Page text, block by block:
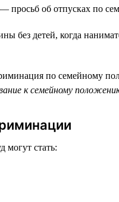
просьб об отпусках по
без детей, когда
по семейному
к семейному
могут стать: